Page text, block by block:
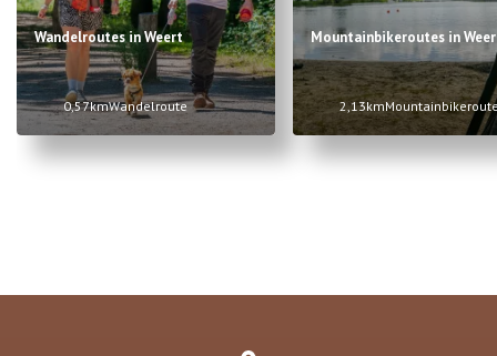
Wandelroutes in Weert
0,57kmWandelroute
Mountainbikeroutes in
2,13km